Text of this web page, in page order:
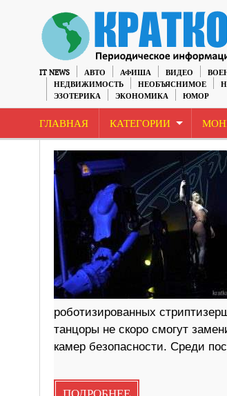
IT NEWS АВТО АФИША ВИДЕО
НЕДВИЖИМОСТЬ
НЕОБЪЯСНИМОЕ
ЭЗОТЕРИКА
ЭКОНОМИКА ЮМОР
ГЛАВНАЯ КАТЕГОРИИ
роботизированных
танцоры не скоро смогут
камер безопасности. Среди